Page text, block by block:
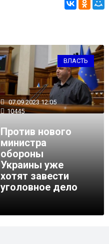
ВЛАСТЬ
07.09.2023 12:05
10445
Против нового
министра
обороны
Украины уже
хотят завести
уголовное дело